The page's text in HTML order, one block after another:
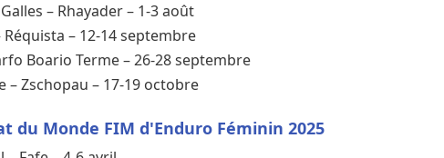
– Rhayader – 1-3 août
Réquista – 12-14 septembre
Boario Terme – 26-28 septembre
– Zschopau – 17-19 octobre
du Monde FIM d'Enduro Féminin 2025